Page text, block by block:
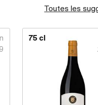
Toutes les
75 cl